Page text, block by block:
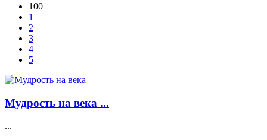
100
1
2
3
4
5
Мудрость на века ...
...